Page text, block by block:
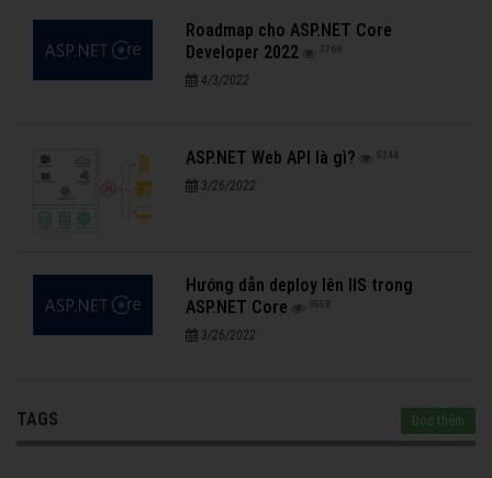
Roadmap cho ASP.NET Core
Developer 2022
3769
4/3/2022
ASP.NET Web API là gì? 5244
3/26/2022
Hướng dẫn deploy lên IIS trong
ASP.NET Core
9558
3/26/2022
TAGS Đọc thêm